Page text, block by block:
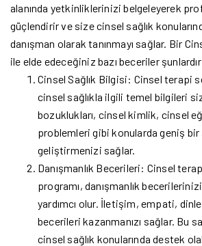
alanında yetkinliklerinizi belgeleyerek
güçlendirir ve size cinsel sağlık
danışman olarak tanınmayı sağlar. Bir
ile elde edeceğiniz bazı beceriler
Cinsel Sağlık Bilgisi: Cinsel terapi
cinsel sağlıkla ilgili temel bilgileri
bozuklukları, cinsel kimlik, cinsel
problemleri gibi konularda geniş bir
geliştirmenizi sağlar.
Danışmanlık Becerileri: Cinsel
programı, danışmanlık
yardımcı olur. İletişim, empati,
becerileri kazanmanızı sağlar. Bu
cinsel sağlık konularında destek